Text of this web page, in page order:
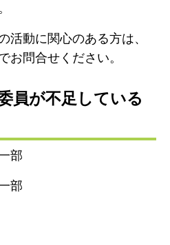
活動に関心のある方は、
お問合せください。
員が不足している
部
部